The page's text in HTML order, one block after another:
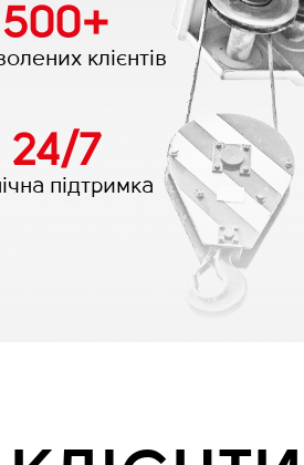
500+
клієнтів
24/7
підтримка